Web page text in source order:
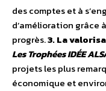
des comptes et à
d’amélioration grâce
progrès.3. La
Les Trophées IDÉE
projets les plus
économique et